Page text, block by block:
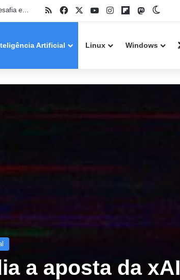
Nova técnica permite que malware aproveite Windows Hello para invadir ambientes Microsoft Entra ID RSSFacebookYouTubeInstagramFlipboard
Mastodon
Artificial Linux Windows
a aposta da xAI